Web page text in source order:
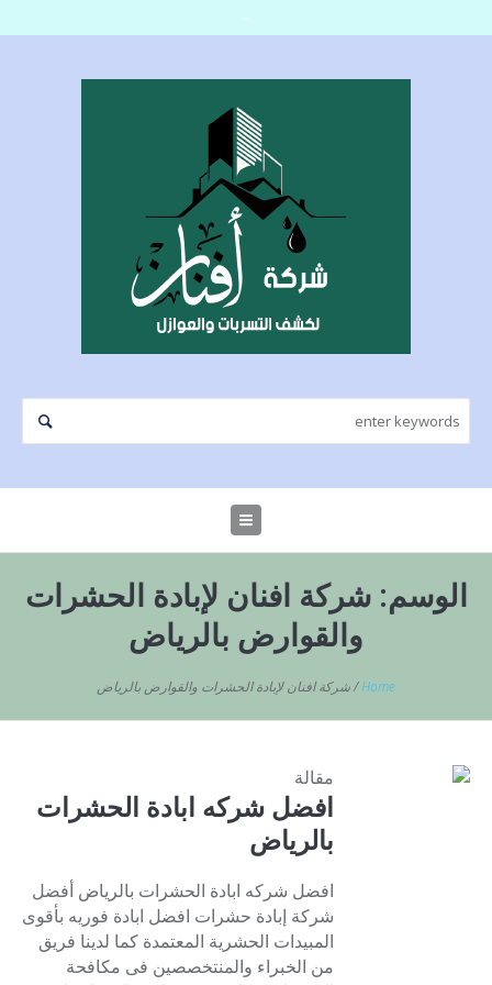
الوسم:شركة افنان لإبادة الحشرات
والقوارض بالرياض
Home
/شركة افنان لإبادة الحشرات والقوارض بالرياض
مقالة
افضل شركه ابادة الحشرات
بالرياض
افضل شركه ابادة الحشرات بالرياض أفضل
شركة إبادة حشرات افضل ابادة فوريه بأقوى
المبيدات الحشرية المعتمدة كما لدينا فريق
من الخبراء والمنتخصصين فى مكافحة